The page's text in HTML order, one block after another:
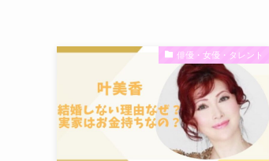
俳優・女優・タレント